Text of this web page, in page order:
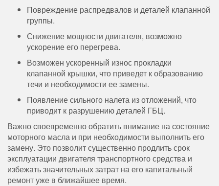
Повреждение распредвалов и деталей клапанной
группы.
Снижение мощности двигателя, возможно
ускорение его перегрева.
Возможен ускоренный износ прокладки
клапанной крышки, что приведет к образованию
течи и необходимости ее замены.
Появление сильного налета из отложений, что
приводит к разрушению деталей ГБЦ.
Важно своевременно обратить внимание на состояние
моторного масла и при необходимости выполнить его
замену. Это позволит существенно продлить срок
эксплуатации двигателя транспортного средства и
избежать значительных затрат на его капитальный
ремонт уже в ближайшее время.